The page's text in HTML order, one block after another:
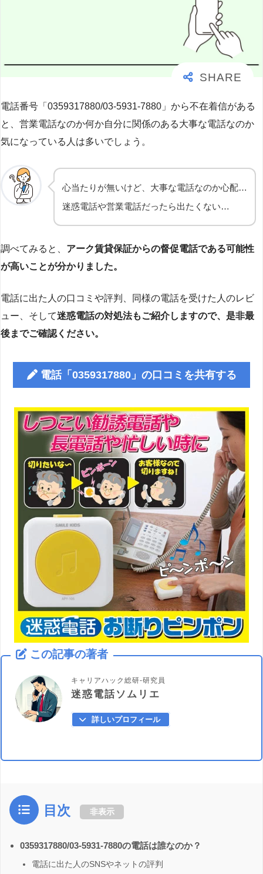
電話番号「0359317880/03-5931-7880」から不在着信がある
と、営業電話なのか何か自分に関係のある大事な電話なのか
気になっている人は多いでしょう。
心当たりが無いけど、大事な電話なのか心配…
迷惑電話や営業電話だったら出たくない…
調べてみると、 アーク賃貸保証からの督促電話である可能性
が高いことが分かりました。
電話に出た人の口コミや評判、同様の電話を受けた人のレビ
ュー、そして迷惑電話の対処法もご紹介しますので、是非最
後までご確認ください。
電話「0359317880」の口コミを共有する
この記事の著者
キャリアハック総研-研究員
迷惑電話ソムリエ
詳しいプロフィール
目次 非表示
0359317880/03-5931-7880の電話は誰なのか？
電話に出た人のSNSやネットの評判